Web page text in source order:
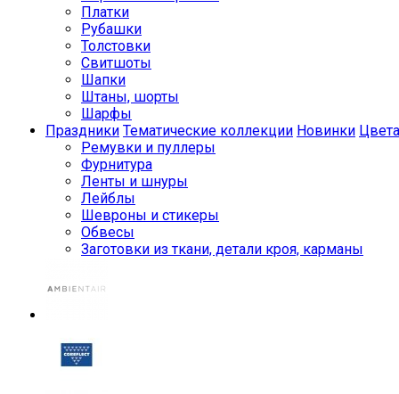
Платки
Рубашки
Толстовки
Свитшоты
Шапки
Штаны, шорты
Шарфы
Праздники Тематические коллекции Новинки Цвета
Ремувки и пуллеры
Фурнитура
Ленты и шнуры
Лейблы
Шевроны и стикеры
Обвесы
Заготовки из ткани, детали кроя, карманы